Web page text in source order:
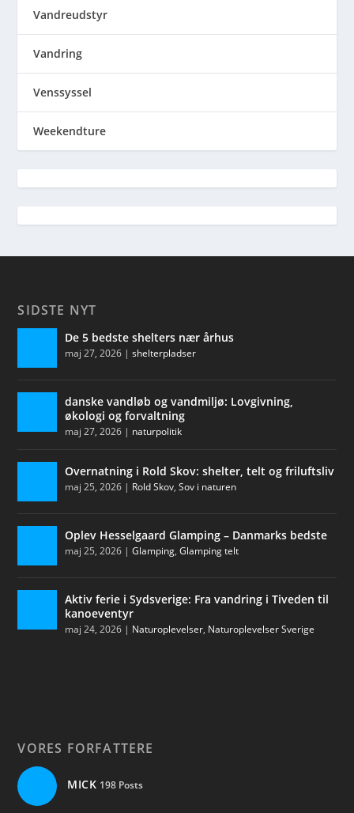
Vandreudstyr
Vandring
Venssyssel
Weekendture
SIDSTE NYT
De 5 bedste shelters nær århus
maj 27, 2026 |shelterpladser
danske vandløb og vandmiljø: Lovgivning,
økologi og forvaltning
maj 27, 2026 | naturpolitik
Overnatning i Rold Skov: shelter, telt og friluftsliv
maj 25, 2026 | Rold Skov,Sov i naturen
Oplev Hesselgaard Glamping – Danmarks bedste
maj 25, 2026 |Glamping,Glamping telt
Aktiv ferie i Sydsverige: Fra vandring i Tiveden til
kanoeventyr
maj 24, 2026 | Naturoplevelser, Naturoplevelser Sverige
VORES FORFATTERE
MICK 198 Posts